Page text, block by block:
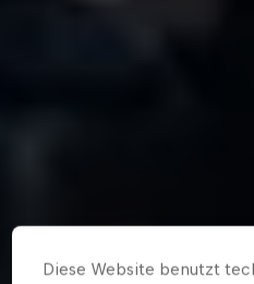
Diese Website benutzt